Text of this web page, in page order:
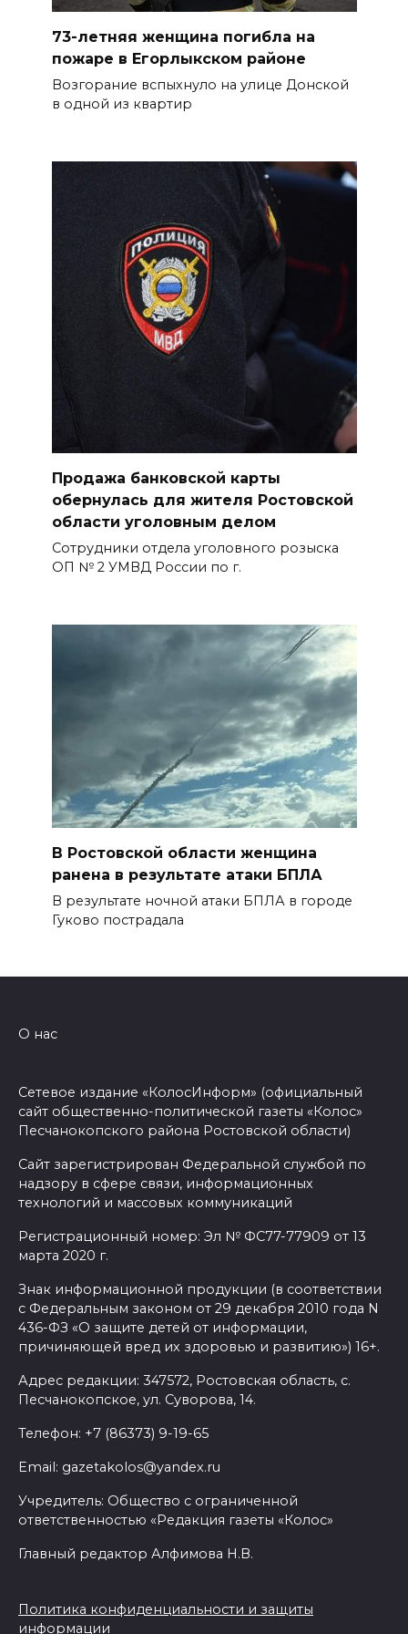
Бетон и влага: эксперт ЮФУ
объяснил, почему
ростовчанам тяжело
БОЛЬШЕ НОВОСТЕЙ
73-летняя женщина погибла на
пожаре в Егорлыкском районе
Возгорание вспыхнуло на улице Донской
в одной из квартир
Продажа банковской карты
обернулась для жителя Ростовской
области уголовным делом
Сотрудники отдела уголовного розыска
ОП № 2 УМВД России по г.
В Ростовской области женщина
ранена в результате атаки БПЛА
В результате ночной атаки БПЛА в городе
Гуково пострадала
О нас
Сетевое издание «КолосИнформ» (официальный
сайт общественно-политической газеты «Колос»
Песчанокопского района Ростовской области)
Сайт зарегистрирован Федеральной службой по
надзору в сфере связи, информационных
технологий и массовых коммуникаций
Регистрационный номер: Эл № ФС77-77909 от 13
марта 2020 г.
Знак информационной продукции (в соответствии
с Федеральным законом от 29 декабря 2010 года N
436-ФЗ «О защите детей от информации,
причиняющей вред их здоровью и развитию») 16+.
Адрес редакции: 347572, Ростовская область, с.
Песчанокопское, ул. Суворова, 14.
Телефон: +7 (86373) 9-19-65
Email: gazetakolos@yandex.ru
Учредитель: Общество с ограниченной
ответственностью «Редакция газеты «Колос»
Главный редактор Алфимова Н.В.
Политика конфиденциальности и защиты
информации